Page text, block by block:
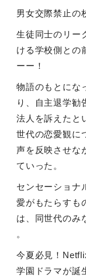
男女交際禁止の
生徒同士のリー
ける学校側との
ーー！
物語のもとにな
り、自主退学勧
法人を訴えたと
世代の恋愛観に
声を反映させな
ていった。
センセーショナ
愛がもたらすも
は、同世代のみ
。
今夏必見！
学園ドラマが誕